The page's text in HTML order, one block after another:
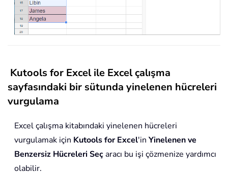
Kutools for Excel ile Excel çalışma
sayfasındaki bir sütunda yinelenen hücreleri
vurgulama
Excel çalışma kitabındaki yinelenen hücreleri
vurgulamak için Kutools for Excel'in Yinelenen ve
Benzersiz Hücreleri Seçaracı bu işi çözmenize yardımcı
olabilir.